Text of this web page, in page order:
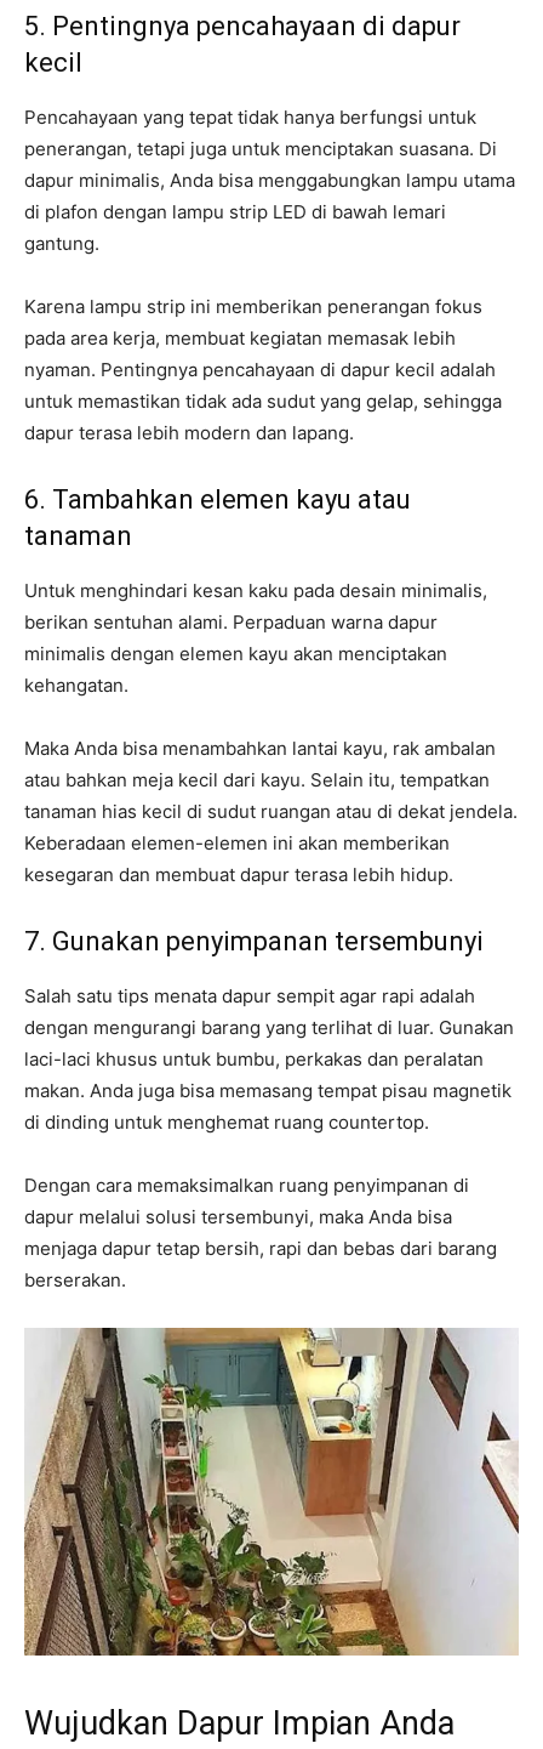
5. Pentingnya pencahayaan di dapur
kecil
Pencahayaan yang tepat tidak hanya berfungsi untuk
penerangan, tetapi juga untuk menciptakan suasana. Di
dapur minimalis, Anda bisa menggabungkan lampu utama
di plafon dengan lampu strip LED di bawah lemari
gantung.
Karena lampu strip ini memberikan penerangan fokus
pada area kerja, membuat kegiatan memasak lebih
nyaman. Pentingnya pencahayaan di dapur kecil adalah
untuk memastikan tidak ada sudut yang gelap, sehingga
dapur terasa lebih modern dan lapang.
6. Tambahkan elemen kayu atau
tanaman
Untuk menghindari kesan kaku pada desain minimalis,
berikan sentuhan alami. Perpaduan warna dapur
minimalis dengan elemen kayu akan menciptakan
kehangatan.
Maka Anda bisa menambahkan lantai kayu, rak ambalan
atau bahkan meja kecil dari kayu. Selain itu, tempatkan
tanaman hias kecil di sudut ruangan atau di dekat jendela.
Keberadaan elemen-elemen ini akan memberikan
kesegaran dan membuat dapur terasa lebih hidup.
7. Gunakan penyimpanan tersembunyi
Salah satu tips menata dapur sempit agar rapi adalah
dengan mengurangi barang yang terlihat di luar. Gunakan
laci-laci khusus untuk bumbu, perkakas dan peralatan
makan. Anda juga bisa memasang tempat pisau magnetik
di dinding untuk menghemat ruang countertop.
Dengan cara memaksimalkan ruang penyimpanan di
dapur melalui solusi tersembunyi, maka Anda bisa
menjaga dapur tetap bersih, rapi dan bebas dari barang
berserakan.
Wujudkan Dapur Impian Anda